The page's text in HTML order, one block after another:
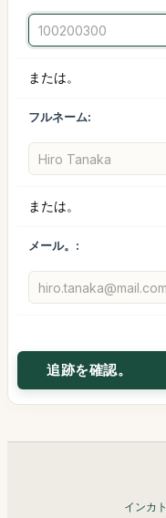
または。
フルネーム:
または。
メール。:
インカ